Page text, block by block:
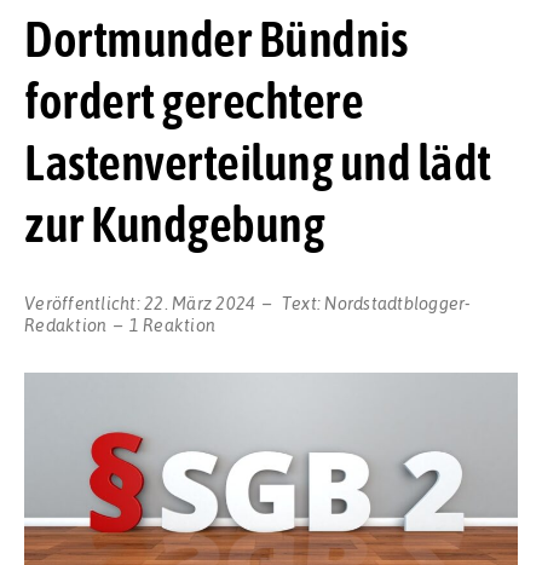
Dortmunder Bündnis
fordert gerechtere
Lastenverteilung und lädt
zur Kundgebung
Veröffentlicht:22. März 2024 Text: Nordstadtblogger-
Redaktion
1 Reaktion